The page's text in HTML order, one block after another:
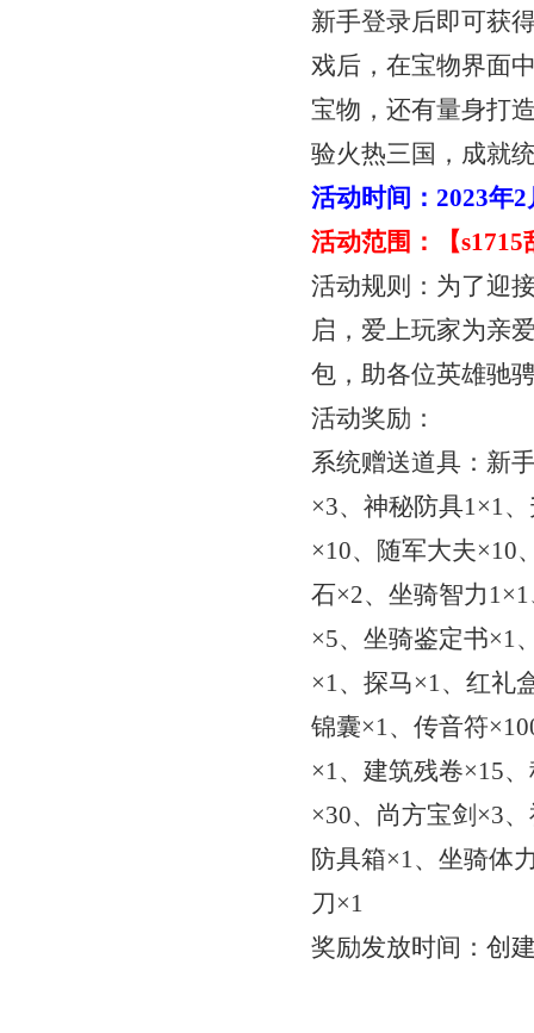
新手登录后即可获
戏后，在宝物界面
宝物，还有量身打
验火热三国，成就
活动时间：2023年
活动范围：【
活动规则：为了迎
启，爱上玩家为亲
包，助各位英雄驰
活动奖励：
系统赠送道具：新
×3、神秘防具1×1
×10、随军大夫×10
石×2、坐骑智力
×5、坐骑鉴定书×1
×1、探马×1、红礼
锦囊×1、传音符
×1、建筑残卷×15
×30、尚方宝剑×3
防具箱×1、坐骑体
刀×1
奖励发放时间：创